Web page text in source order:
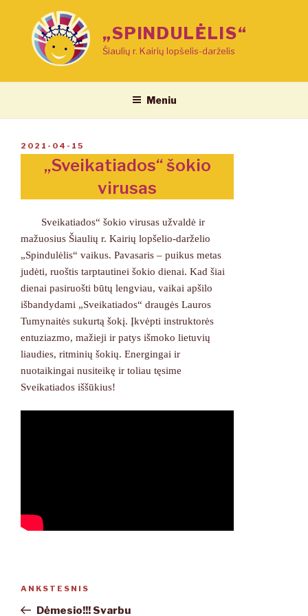
„SPINDULĖLIS“
Šiaulių r. Kairių lopšelis-darželis
Meniu
PASKELBTA
2021-04-15
„Sveikatiados“ šokio
virusas
Sveikatiados“ šokio virusas užvaldė ir
mažuosius Šiaulių r. Kairių lopšelio-darželio
„Spindulėlis“ vaikus. Pavasaris – puikus metas
judėti, ruoštis tarptautinei šokio dienai. Kad šiai
dienai pasiruošti būtų lengviau, vaikai apšilo
išbandydami „Sveikatiados“ draugės Lauros
Tumynaitės sukurtą šokį. Įkvėpti instruktorės
entuziazmo, mažieji ir patys išmoko lietuvių
liaudies, ritminių šokių. Energingai ir
nuotaikingai nusiteikę ir toliau tęsime
Sveikatiados iššūkius!
Navigacija
Ankstesnis
įrašas
ANKSTESNIS
Dėmesio!!! Svarbu